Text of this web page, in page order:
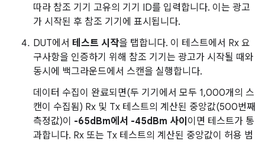
따라 참조 기기 고유의 기기 ID를 입력합니다. 이는 광고
가 시작된 후 참조 기기에 표시됩니다.
DUT에서 테스트 시작을 탭합니다. 이 테스트에서 Rx 요
구사항을 인증하기 위해 참조 기기는 광고가 시작될 때와
동시에 백그라운드에서 스캔을 실행합니다.
데이터 수집이 완료되면(두 기기에서 모두 1,000개의 스
캔이 수집됨) Rx 및 Tx 테스트의 계산된 중앙값(500번째
측정값)이 -65dBm에서 -45dBm 사이 이면 테스트가 통
과합니다. Rx 또는 Tx 테스트의 계산된 중앙값이 허용 범